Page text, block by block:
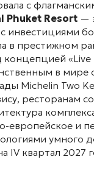
с
Phuket Resort —
инвестициями
в престижном
«Live
в
Michelin Two
ресторанам
европейское и
умного
IV квартал 2027